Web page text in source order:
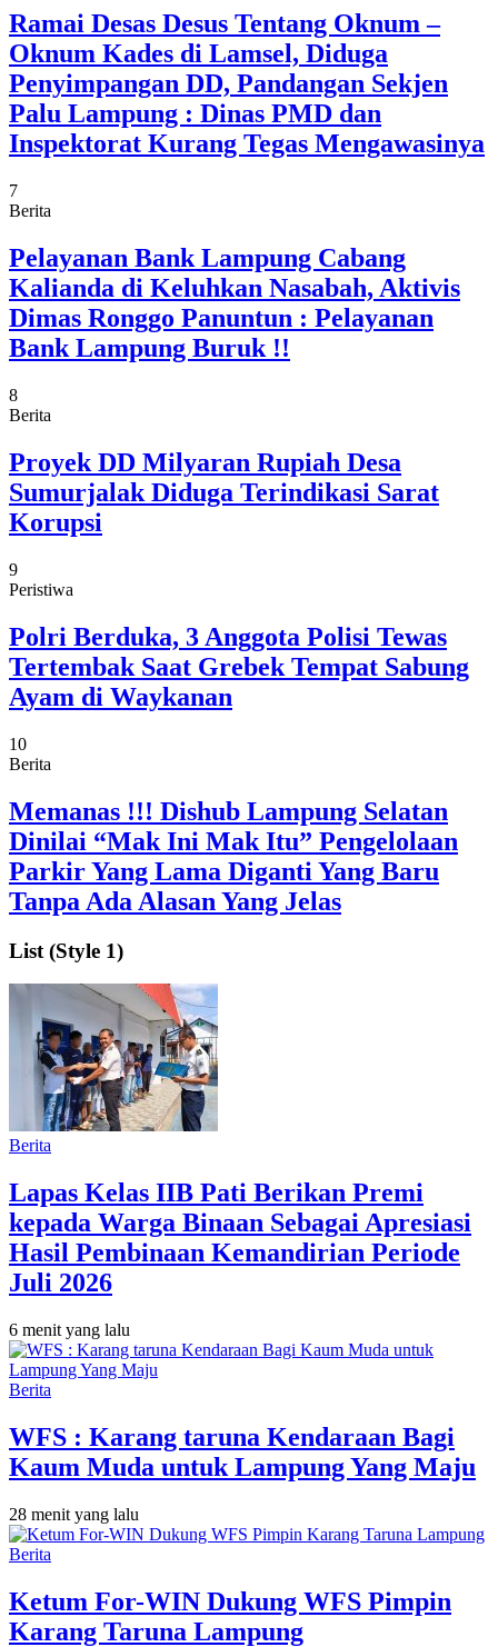
Ramai Desas Desus Tentang Oknum –
Oknum Kades di Lamsel, Diduga
Penyimpangan DD, Pandangan Sekjen
Palu Lampung : Dinas PMD dan
Inspektorat Kurang Tegas Mengawasinya
7
Berita
Pelayanan Bank Lampung Cabang
Kalianda di Keluhkan Nasabah, Aktivis
Dimas Ronggo Panuntun : Pelayanan
Bank Lampung Buruk !!
8
Berita
Proyek DD Milyaran Rupiah Desa
Sumurjalak Diduga Terindikasi Sarat
Korupsi
9
Peristiwa
Polri Berduka, 3 Anggota Polisi Tewas
Tertembak Saat Grebek Tempat Sabung
Ayam di Waykanan
10
Berita
Memanas !!! Dishub Lampung Selatan
Dinilai “Mak Ini Mak Itu” Pengelolaan
Parkir Yang Lama Diganti Yang Baru
Tanpa Ada Alasan Yang Jelas
List (Style 1)
Berita
Lapas Kelas IIB Pati Berikan Premi
kepada Warga Binaan Sebagai Apresiasi
Hasil Pembinaan Kemandirian Periode
Juli 2026
6 menit yang lalu
Berita
WFS : Karang taruna Kendaraan Bagi
Kaum Muda untuk Lampung Yang Maju
28 menit yang lalu
Berita
Ketum For-WIN Dukung WFS Pimpin
Karang Taruna Lampung